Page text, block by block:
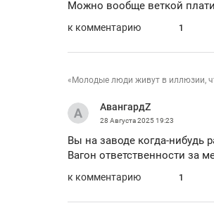
Можно вообще веткой
к комментарию 1
«Молодые люди живут в иллюзии,
АвангардZ
28 Августа 202519:23
Вы на заводе когда-нибудь
Вагон ответственности за
к комментарию 1